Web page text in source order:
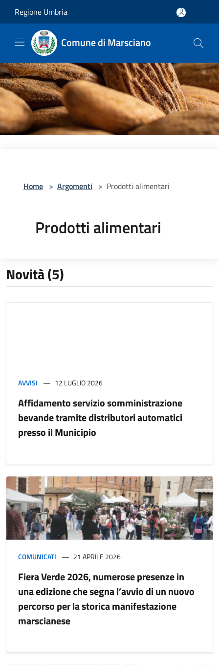
Regione Umbria
Comune di Marsciano
Home > Argomenti > Prodotti alimentari
Prodotti alimentari
Novità (5)
AVVISI 12 LUGLIO 2026
Affidamento servizio somministrazione
bevande tramite distributori automatici
presso il Municipio
COMUNICATI 21 APRILE 2026
Fiera Verde 2026, numerose presenze in
una edizione che segna l’avvio di un nuovo
percorso per la storica manifestazione
marscianese